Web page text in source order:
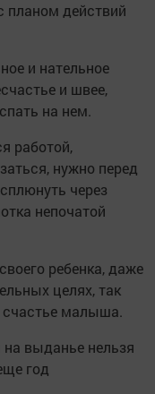
планом действий
и нательное
и швее,
на нем.
работой,
нужно перед
через
непочатой
ребенка, даже
целях, так
счастье малыша.
выданье нельзя
год